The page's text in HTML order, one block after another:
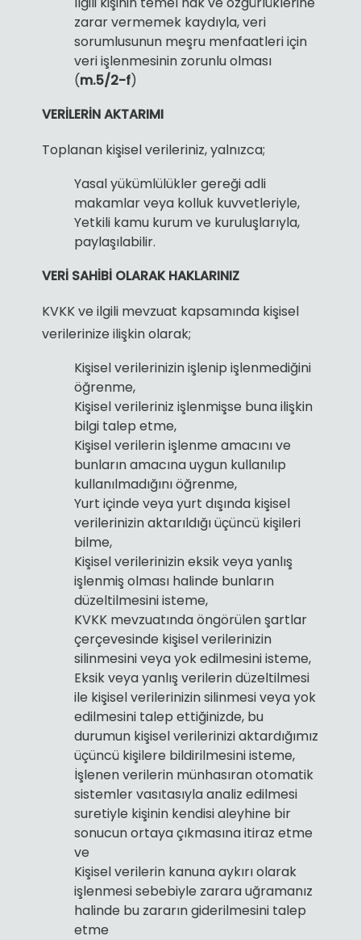
zarar vermemek kaydıyla, veri
sorumlusunun meşru menfaatleri için
veri işlenmesinin zorunlu olması
(m.5/2-f)
VERİLERİN AKTARIMI
Toplanan kişisel verileriniz, yalnızca;
Yasal yükümlülükler gereği adli
makamlar veya kolluk kuvvetleriyle,
Yetkili kamu kurum ve kuruluşlarıyla,
paylaşılabilir.
VERİ SAHİBİ OLARAK HAKLARINIZ
KVKK ve ilgili mevzuat kapsamında kişisel
verilerinize ilişkin olarak;
Kişisel verilerinizin işlenip işlenmediğini
öğrenme,
Kişisel verileriniz işlenmişse buna ilişkin
bilgi talep etme,
Kişisel verilerin işlenme amacını ve
bunların amacına uygun kullanılıp
kullanılmadığını öğrenme,
Yurt içinde veya yurt dışında kişisel
verilerinizin aktarıldığı üçüncü kişileri
bilme,
Kişisel verilerinizin eksik veya yanlış
işlenmiş olması halinde bunların
düzeltilmesini isteme,
KVKK mevzuatında öngörülen şartlar
çerçevesinde kişisel verilerinizin
silinmesini veya yok edilmesini isteme,
Eksik veya yanlış verilerin düzeltilmesi
ile kişisel verilerinizin silinmesi veya yok
edilmesini talep ettiğinizde, bu
durumun kişisel verilerinizi aktardığımız
üçüncü kişilere bildirilmesini isteme,
İşlenen verilerin münhasıran otomatik
sistemler vasıtasıyla analiz edilmesi
suretiyle kişinin kendisi aleyhine bir
sonucun ortaya çıkmasına itiraz etme
ve
Kişisel verilerin kanuna aykırı olarak
işlenmesi sebebiyle zarara uğramanız
halinde bu zararın giderilmesini talep
etme